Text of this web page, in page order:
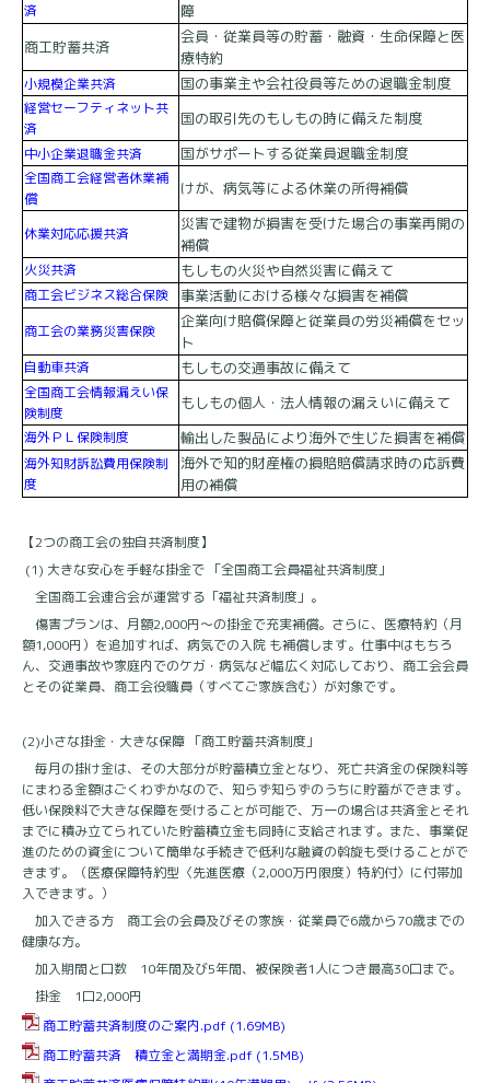
済
障
商工貯蓄共済
会員・従業員等の貯蓄・融資・生命保障と医
療特約
小規模企業共済 国の事業主や会社役員等ための退職金制度
経営セーフティネット共
済
国の取引先のもしもの時に備えた制度
中小企業退職金共済 国がサポートする従業員退職金制度
全国商工会経営者休業補
償
けが、病気等による休業の所得補償
休業対応応援共済
災害で建物が損害を受けた場合の事業再開の
補償
火災共済 もしもの火災や自然災害に備えて
商工会ビジネス総合保険 事業活動における様々な損害を補償
商工会の業務災害保険
企業向け賠償保障と従業員の労災補償をセッ
ト
自動車共済 もしもの交通事故に備えて
全国商工会情報漏えい保
険制度
もしもの個人・法人情報の漏えいに備えて
海外ＰＬ保険制度 輸出した製品により海外で生じた損害を補償
海外知財訴訟費用保険制
度
海外で知的財産権の損賠賠償請求時の応訴費
用の補償
【2つの商工会の独自共済制度】
(1) 大きな安心を手軽な掛金で 「全国商工会員福祉共済制度」
全国商工会連合会が運営する「福祉共済制度」。
傷害プランは、月額2,000円～の掛金で充実補償。さらに、医療特約（月
額1,000円）を追加すれば、病気での入院 も補償します。仕事中はもちろ
ん、交通事故や家庭内でのケガ・病気など幅広く対応しており、商工会会員
とその従業員、商工会役職員（すべてご家族含む）が対象です。
(2)小さな掛金・大きな保障 「商工貯蓄共済制度」
毎月の掛け金は、その大部分が貯蓄積立金となり、死亡共済金の保険料等
にまわる金額はごくわずかなので、知らず知らずのうちに貯蓄ができます。
低い保険料で大きな保障を受けることが可能で、万一の場合は共済金とそれ
までに積み立てられていた貯蓄積立金も同時に支給されます。また、事業促
進のための資金について簡単な手続きで低利な融資の斡旋も受けることがで
きます。（医療保障特約型〈先進医療（2,000万円限度）特約付〉に付帯加
入できます。）
加入できる方 商工会の会員及びその家族・従業員で6歳から70歳までの
健康な方。
加入期間と口数 10年間及び5年間、被保険者1人につき最高30口まで。
掛金 1口2,000円
商工貯蓄共済制度のご案内.pdf (1.69MB)
商工貯蓄共済 積立金と満期金.pdf (1.5MB)